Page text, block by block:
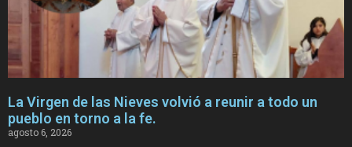
La Virgen de las Nieves volvió a reunir a todo un
pueblo en torno a la fe.
agosto 6, 2026